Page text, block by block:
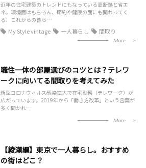
近年の住宅建築のトレンドにもなっている高断熱と省エ
ネ。環境面はもちろん、節約や健康の面にも関わってく
る、これからの暮ら…
My Style vintage 一人暮らし 間取り
More
職住一体の部屋選びのコツとは？テレワ
ークに向いてる間取りを考えてみた
新型コロナウィルス感染拡大で在宅勤務（テレワーク）が
広がっています。2019年から「働き方改革」という言葉が
多く聞かれ…
More
【綾瀬編】東京で一人暮らし。おすすめ
の街はどこ？